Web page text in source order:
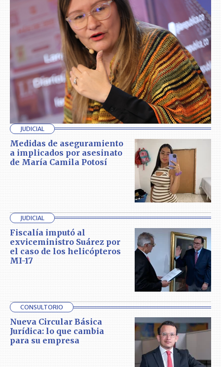
JUDICIAL
Medidas de aseguramiento
a implicados por asesinato
de María Camila Potosí
JUDICIAL
Fiscalía imputó al
exviceministro Suárez por
el caso de los helicópteros
MI-17
CONSULTORIO
Nueva Circular Básica
Jurídica: lo que cambia
para su empresa